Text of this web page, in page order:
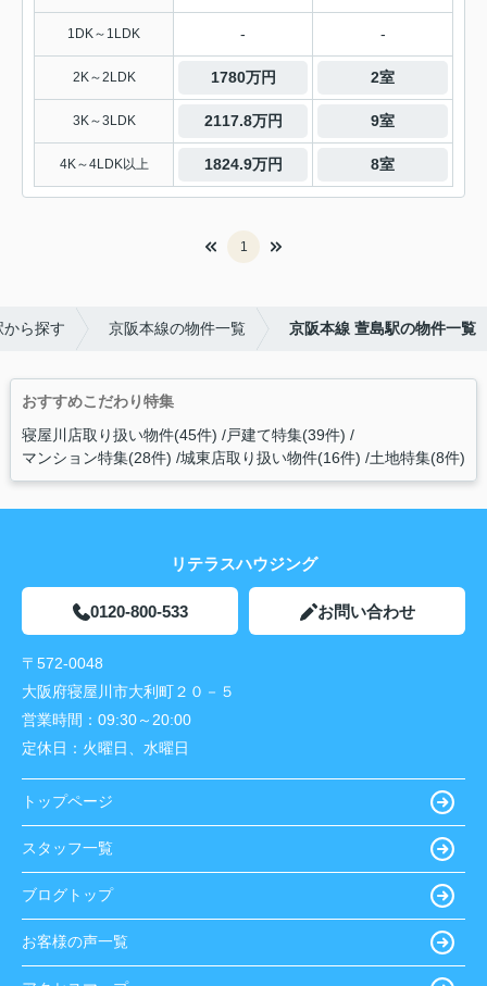
1DK～1LDK - -
2K～2LDK 1780万円 2室
3K～3LDK 2117.8万円 9室
4K～4LDK以上 1824.9万円 8室
1
ら探す 京阪本線の物件一覧 京阪本線 萱島駅の物件一覧
おすすめこだわり特集
寝屋川店取り扱い物件(45件) 戸建て特集(39件)
マンション特集(28件) 城東店取り扱い物件(16件) 土地特集(8件)
リテラスハウジング
0120-800-533 お問い合わせ
〒572-0048
大阪府寝屋川市大利町２０－５
営業時間： 09:30～20:00
定休日： 火曜日、水曜日
トップページ
スタッフ一覧
ブログトップ
お客様の声一覧